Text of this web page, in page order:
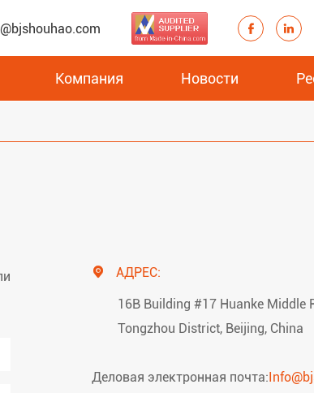
 
Компания Новости
 АДРЕС:
16B Building #17 Huanke Middle
Tongzhou District, Beijing, China
Деловая электронная почта: